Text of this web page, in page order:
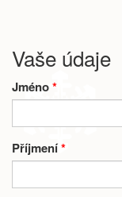
Vaše údaje
Jméno*
Příjmení*